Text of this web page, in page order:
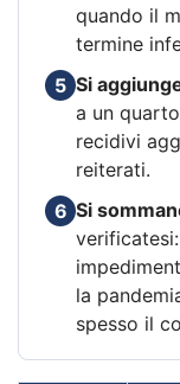
quando il
termine
5 Si
a un
recidivi
reiterati.
6 Si
la
spesso il